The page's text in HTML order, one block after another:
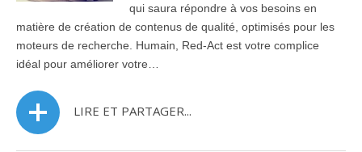
qui saura répondre à vos besoins en
matière de création de contenus de qualité, optimisés pour les
moteurs de recherche. Humain, Red-Act est votre complice
idéal pour améliorer votre…
LIRE ET PARTAGER...